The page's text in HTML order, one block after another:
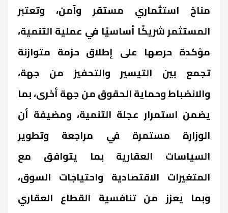
مناخ استثماري مستقر وآمن، وتعتبر
المستثمر شريكًا أساسيًا في عملية التنمية،
مؤكدة حرصها على إطلاق حزمة متوازنة
تجمع بين التيسير والتحفيز من جهة،
والانضباط وحماية الحقوق من جهة أخرى، بما
يضمن استمرار عجلة التنمية، ومضيفة أن
الوزارة مستمرة في مراجعة وتطوير
السياسات العقارية بما يتوافق مع
المتغيرات الاقتصادية واحتياجات السوق،
وبما يعزز من تنافسية القطاع العقاري